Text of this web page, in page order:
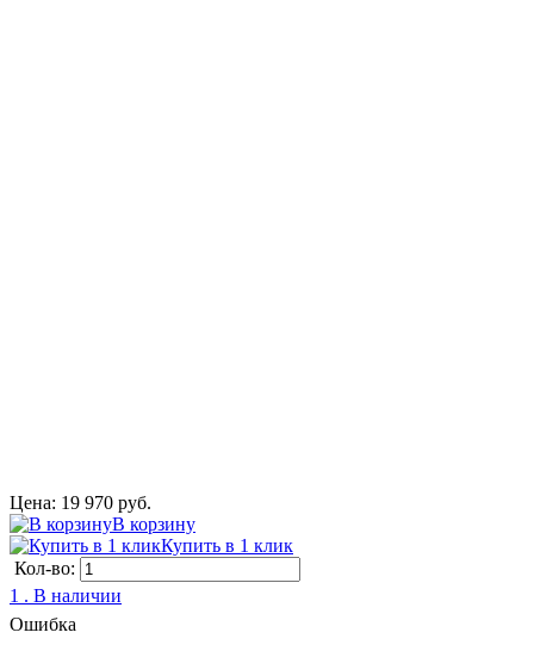
Цена: 19 970 руб.
В корзину
Купить в 1 клик
Кол-во:
1 . В наличии
Ошибка